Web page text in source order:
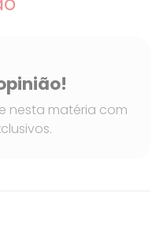
nesta matéria com